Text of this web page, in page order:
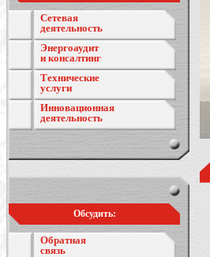
Сетевая
деятельность
Энергоаудит
и консалтинг
Технические
услуги
Инновационная
деятельность
Обсудить:
Обратная
связь